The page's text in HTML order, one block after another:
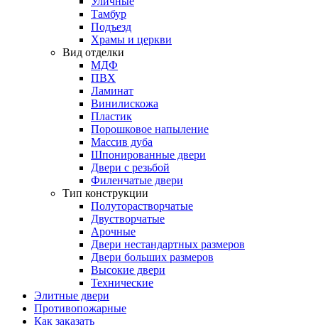
Тамбур
Подъезд
Храмы и церкви
Вид отделки
МДФ
ПВХ
Ламинат
Винилискожа
Пластик
Порошковое напыление
Массив дуба
Шпонированные двери
Двери с резьбой
Филенчатые двери
Тип конструкции
Полуторастворчатые
Двустворчатые
Арочные
Двери нестандартных размеров
Двери больших размеров
Высокие двери
Технические
Элитные двери
Противопожарные
Как заказать